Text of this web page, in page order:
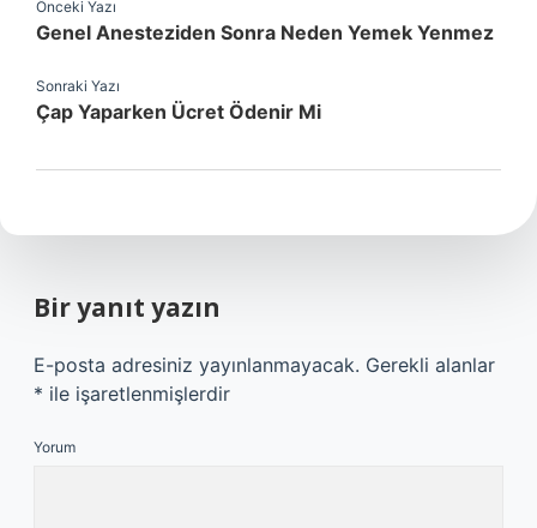
Önceki Yazı
Genel Anesteziden Sonra Neden Yemek Yenmez
Sonraki Yazı
Çap Yaparken Ücret Ödenir Mi
Bir yanıt yazın
E-posta adresiniz yayınlanmayacak. Gerekli alanlar
* ile işaretlenmişlerdir
Yorum